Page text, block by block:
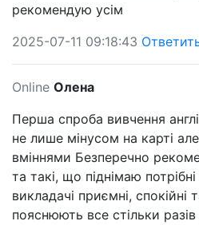
рекомендую усім
2025-07-11 09:18:43
Online Олена
Перша спроба вивчення
не лише мінусом на карті
вміннями Безперечно
та такі, що піднімаю
викладачі приємні, спокійні
пояснюють все стільки